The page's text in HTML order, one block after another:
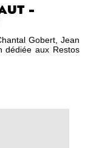
-
Gobert, Jean
dédiée aux Restos